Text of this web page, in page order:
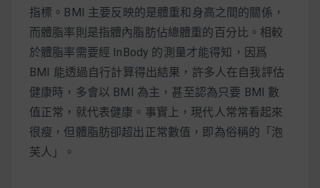
指標。BMI 主要反映的是體重和身高之間的關係，
而體脂率則是指體內脂肪佔總體重的百分比。相較
於體脂率需要經 InBody 的測量才能得知，因爲
BMI 能透過自行計算得出結果，許多人在自我評估
健康時，多會以 BMI 為主，甚至認為只要 BMI 數
值正常，就代表健康。事實上，現代人常常看起來
很瘦，但體脂肪卻超出正常數值，即為俗稱的「泡
芙人」。